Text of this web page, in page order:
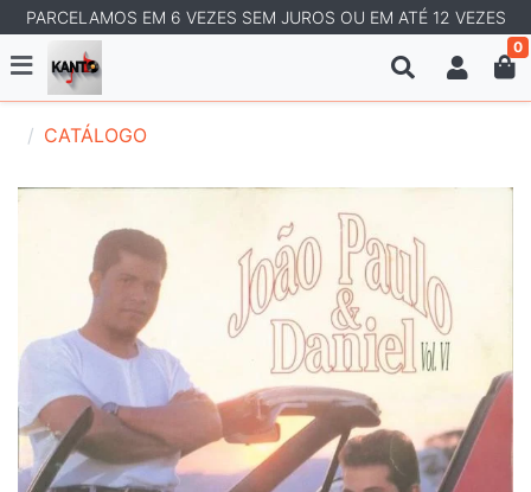
PARCELAMOS EM 6 VEZES SEM JUROS OU EM ATÉ 12 VEZES
0
CATÁLOGO